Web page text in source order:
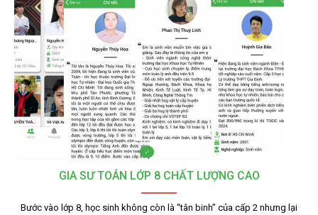
GIA SƯ TOÁN LỚP 8 CHẤT LƯỢNG CAO
Bước vào lớp 8, học sinh không còn là “tân binh” của cấp 2 nhưng lại